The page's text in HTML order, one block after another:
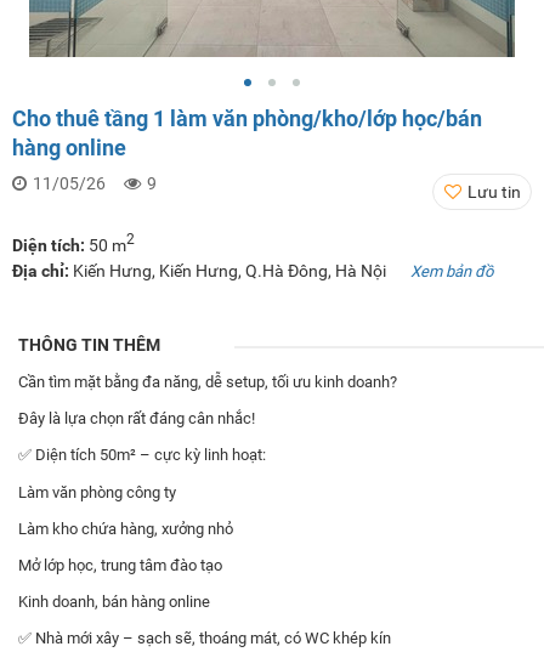
Cho thuê tầng 1 làm văn phòng/kho/lớp học/bán
hàng online
11/05/26 9 Lưu tin
Diện tích: 50 m2
Địa chỉ: Kiến Hưng, Kiến Hưng, Q.Hà Đông, Hà Nội Xem bản đồ
THÔNG TIN THÊM
Cần tìm mặt bằng đa năng, dễ setup, tối ưu kinh doanh?
Đây là lựa chọn rất đáng cân nhắc!
✅ Diện tích 50m² – cực kỳ linh hoạt:
Làm văn phòng công ty
Làm kho chứa hàng, xưởng nhỏ
Mở lớp học, trung tâm đào tạo
Kinh doanh, bán hàng online
✅ Nhà mới xây – sạch sẽ, thoáng mát, có WC khép kín